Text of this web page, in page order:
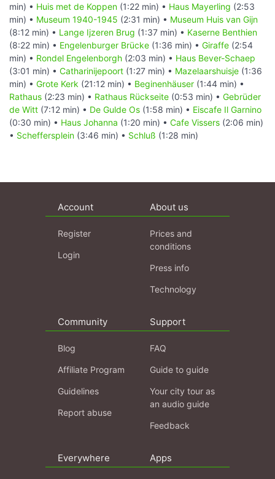
min) • Huis met de Koppen (1:22 min) • Haus Mayerling (2:53
min) • Museum 1940-1945 (2:31 min) • Museum Huis van Gijn
(8:12 min) • Lange Ijzeren Brug (1:37 min) • Kaserne Benthien
(8:22 min) • Engelenburger Brücke (1:36 min) • Giraffe (2:54
min) • Rondel Engelenborgh (2:03 min) • Haus Bever-Schaep
(3:01 min) • Catharinijepoort (1:27 min) • Mazelaarshuisje (1:36
min) • Grote Kerk (21:12 min) • Beginenhäuser (1:44 min) •
Rathaus (2:23 min) • Rathaus Rückseite (0:53 min) • Gebrüder
de Witt (7:12 min) • De Gulde Os (1:58 min) • Eiscafe Il Garnino
(0:30 min) • Haus Johanna (1:20 min) • Cafe Vissers (2:06 min)
• Scheffersplein (3:46 min) • Schluß (1:28 min)
Account
Register
Login
About us
Prices and
conditions
Press info
Technology
Community
Blog
Affiliate Program
Guidelines
Report abuse
Support
FAQ
Guide to guide
Your city tour as
an audio guide
Feedback
Everywhere Apps